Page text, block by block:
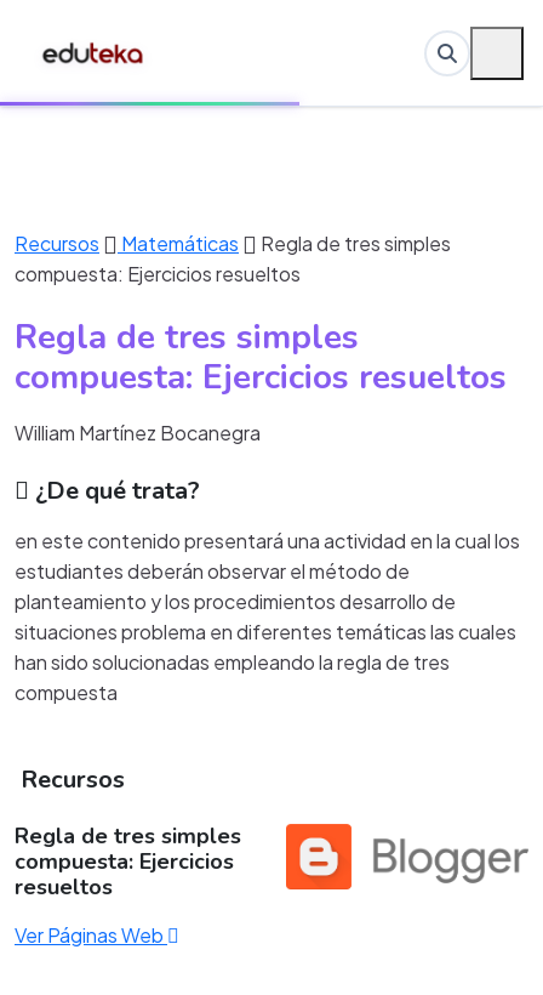
Recursos Matemáticas
Regla de tres simples
compuesta: Ejercicios resueltos
Regla de tres simples
compuesta: Ejercicios resueltos
William Martínez Bocanegra
¿De qué trata?
en este contenido presentará una actividad en la cual los
estudiantes deberán observar el método de
planteamiento y los procedimientos desarrollo de
situaciones problema en diferentes temáticas las cuales
han sido solucionadas empleando la regla de tres
compuesta
Recursos
Regla de tres simples
compuesta: Ejercicios
resueltos
Ver Páginas Web